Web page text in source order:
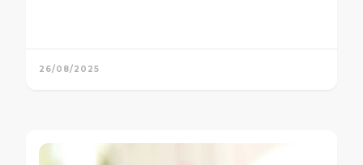
26/08/2025